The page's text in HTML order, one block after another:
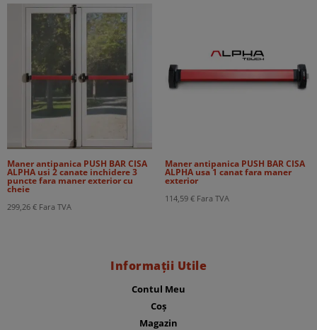
Maner antipanica PUSH BAR CISA
ALPHA usi 2 canate inchidere 3
puncte fara maner exterior cu
cheie
299,26 € Fara TVA
Maner antipanica PUSH BAR CISA
ALPHA usa 1 canat fara maner
exterior
114,59 € Fara TVA
Informații Utile
Contul Meu
Coș
Magazin